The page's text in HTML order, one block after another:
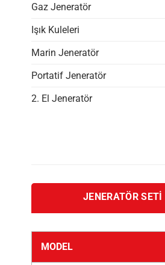
Gaz Jeneratör
Işık Kuleleri
Marin Jeneratör
Portatif Jeneratör
2. El Jeneratör
JENERATÖR SETI
MODEL